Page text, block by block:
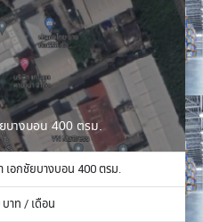
ยบางบอน 400 ตรม.
เอกชัยบางบอน 400 ตรม.
บาท / เดือน